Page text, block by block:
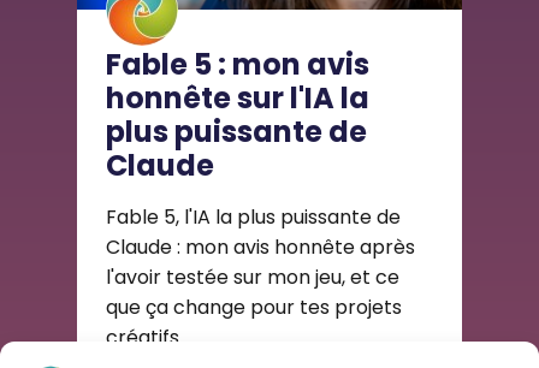
Fable 5 : mon avis
honnête sur l'IA la
plus puissante de
Claude
Fable 5, l'IA la plus puissante de
Claude : mon avis honnête après
l'avoir testée sur mon jeu, et ce
que ça change pour tes projets
créatifs.